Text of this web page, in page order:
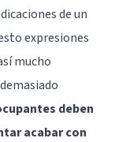
de un
expresiones
mucho
deben
acabar con